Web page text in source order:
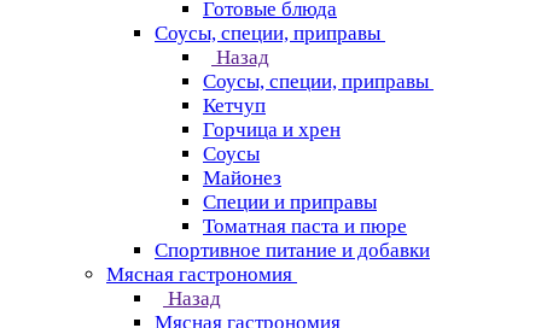
Готовые блюда
Соусы, специи, приправы
Назад
Соусы, специи, приправы
Кетчуп
Горчица и хрен
Соусы
Майонез
Специи и приправы
Томатная паста и пюре
Спортивное питание и добавки
Мясная гастрономия
Назад
Мясная гастрономия